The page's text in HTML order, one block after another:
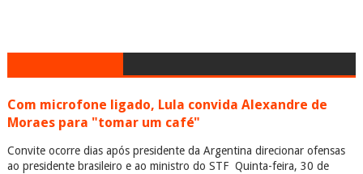
Com microfone ligado, Lula convida Alexandre de
Moraes para "tomar um café"
Convite ocorre dias após presidente da Argentina direcionar ofensas
ao presidente brasileiro e ao ministro do STF Quinta-feira, 30 de